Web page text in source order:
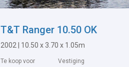
T&T Ranger 10.50 OK
2002 | 10.50 x 3.70 x 1.05m
Te koop voor Vestiging